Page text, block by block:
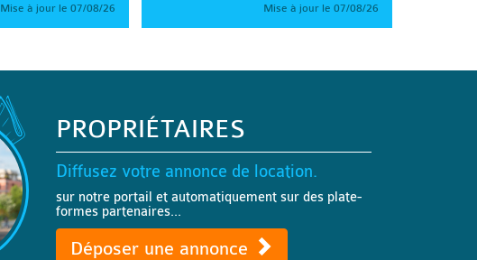
Mise à jour le 07/08/26 Mise à jour le 07/08/26
PROPRIÉTAIRES
Diffusez votre annonce de location.
sur notre portail et automatiquement sur des plate-
formes partenaires...
Déposer une annonce